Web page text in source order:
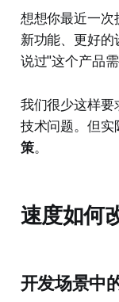
想想你最近一次
新功能、更好
说过"这个产品
我们很少这样要
技术问题。但实
策。
速度如何
开发场景中